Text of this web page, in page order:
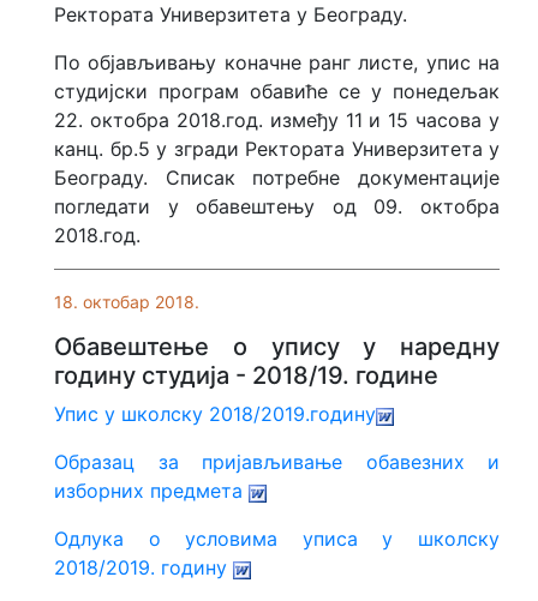
Ректората Универзитета у Београду.
По објављивању коначне ранг листе, упис на
студијски програм обавиће се у понедељак
22. октобра 2018.год. између 11 и 15 часова у
канц. бр.5 у згради Ректората Универзитета у
Београду. Списак потребне документације
погледати у обавештењу од 09. октобра
2018.год.
18. oктобар 2018.
Обавештење о упису у наредну
годину студија - 2018/19. године
Упис у школску 2018/2019.годину
Oбразац за пријављивање обавезних и
изборних предмета
Одлука о условима уписа у школску
2018/2019. годину